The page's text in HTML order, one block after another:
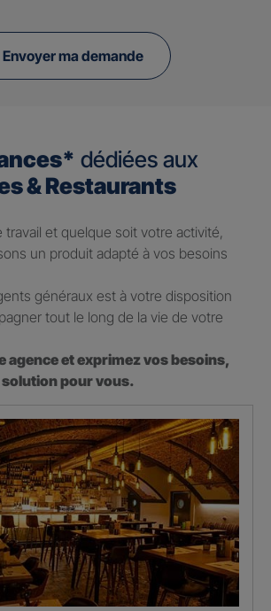
Envoyer ma demande
dédiées aux
& Restaurants
travail et quelque soit votre activité,
un produit adapté à vos besoins
généraux est à votre disposition
tout le long de la vie de votre
agence et exprimez vos besoins,
pour vous.